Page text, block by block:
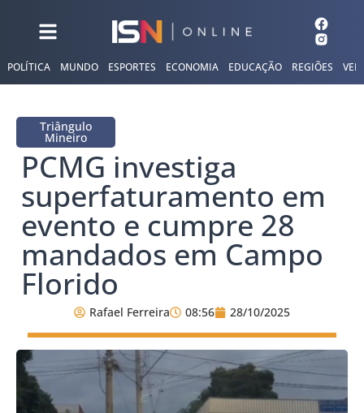
POLÍTICA MUNDO ESPORTES ECONOMIA EDUCAÇÃO REGIÕES
Triângulo
Mineiro
PCMG investiga
superfaturamento em
evento e cumpre 28
mandados em Campo
Florido
Rafael Ferreira 08:56 28/10/2025